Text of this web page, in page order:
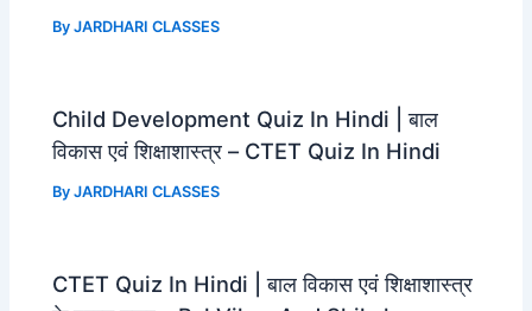
ByJARDHARI CLASSES
Child Development Quiz In Hindi | बाल
विकास एवं शिक्षाशास्त्र – CTET Quiz In Hindi
ByJARDHARI CLASSES
CTET Quiz In Hindi | बाल विकास एवं शिक्षाशास्त्र